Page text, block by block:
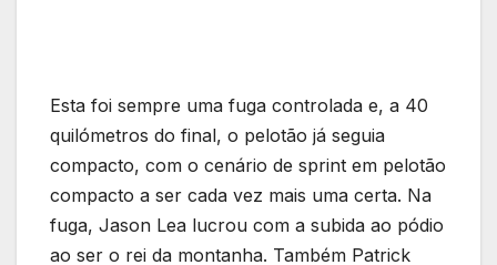
Esta foi sempre uma fuga controlada e, a 40
quilómetros do final, o pelotão já seguia
compacto, com o cenário de sprint em pelotão
compacto a ser cada vez mais uma certa. Na
fuga, Jason Lea lucrou com a subida ao pódio
ao ser o rei da montanha. Também Patrick